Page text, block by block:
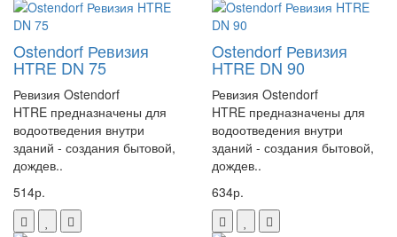
Ostendorf Ревизия
HTRE DN 75
Ревизия Ostendorf
HTRE предназначены для
водоотведения внутри
зданий - создания бытовой,
дождев..
514р.
Ostendorf Ревизия
HTRE DN 90
Ревизия Ostendorf
HTRE предназначены для
водоотведения внутри
зданий - создания бытовой,
дождев..
634р.